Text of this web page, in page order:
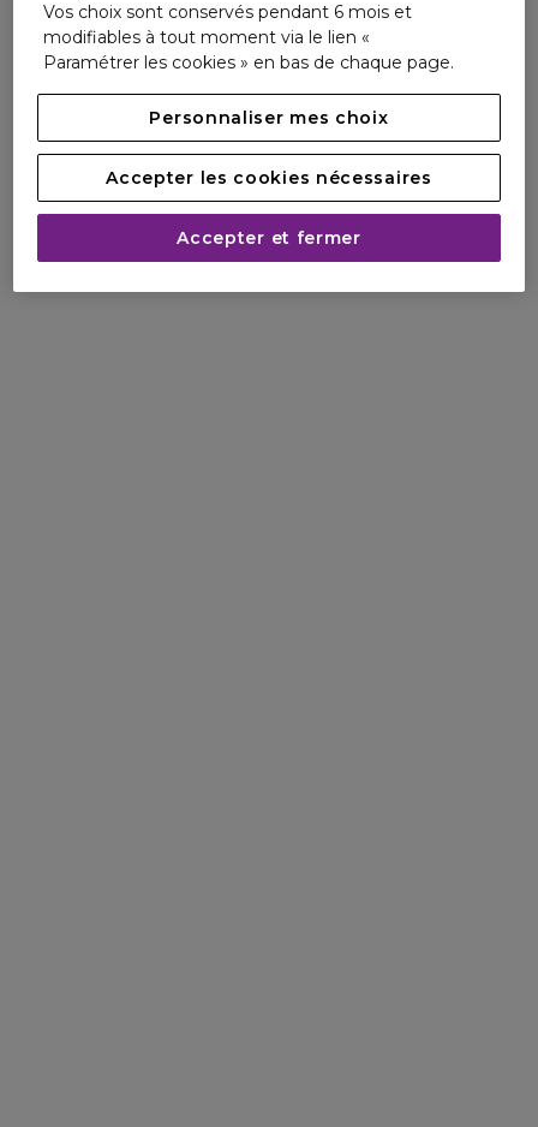
Vos choix sont conservés pendant 6 mois et
modifiables à tout moment via le lien «
Paramétrer les cookies » en bas de chaque page.
Personnaliser mes choix
Accepter les cookies nécessaires
Accepter et fermer